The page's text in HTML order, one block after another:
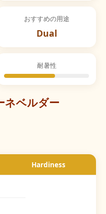
おすすめの用途
Dual
耐暑性
ネベルダー
Hardiness